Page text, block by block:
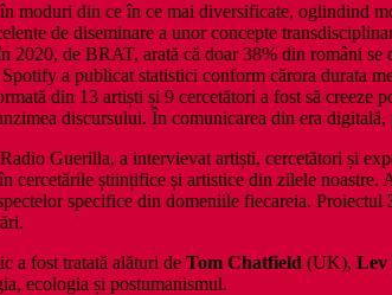
din ce în ce mai diversificate, oglindind
de diseminare a unor concepte
2020, de BRAT, arată că doar 38% din români
a publicat statistici conform cărora durata
din 13 artiști și 9 cercetători a fost să creeze
discursului. În comunicarea din era digitală,
Guerilla, a intervievat artiști, cercetători și
cercetările științifice și artistice din zilele
specifice din domeniile fiecareia. Proiectul
a fost tratată alături de Tom Chatfield (UK), Lev
ecologia și postumanismul.